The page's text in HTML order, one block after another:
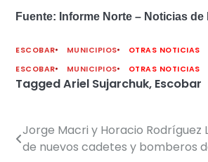
Fuente: Informe Norte – Noticias
ESCOBAR MUNICIPIOS
OTRAS NOTICIAS
ESCOBAR
MUNICIPIOS OTRAS NOTICIAS
TaggedAriel Sujarchuk, Escobar
Navegación
Jorge Macri y Horacio
de nuevos cadetes y bomberos